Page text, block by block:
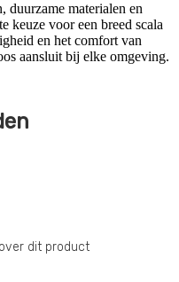
duurzame materialen en
keuze voor een breed scala
en het comfort van
aansluit bij elke omgeving.
dit product